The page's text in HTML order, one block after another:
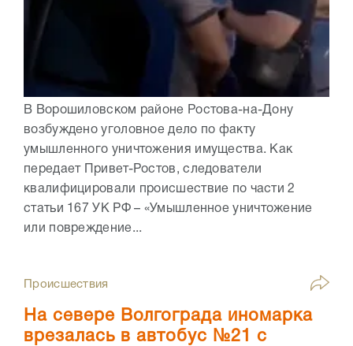
В Ворошиловском районе Ростова-на-Дону
возбуждено уголовное дело по факту
умышленного уничтожения имущества. Как
передает Привет-Ростов, следователи
квалифицировали происшествие по части 2
статьи 167 УК РФ – «Умышленное уничтожение
или повреждение...
Происшествия
На севере Волгограда иномарка
врезалась в автобус №21 с